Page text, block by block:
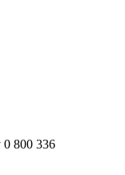
0 800 336